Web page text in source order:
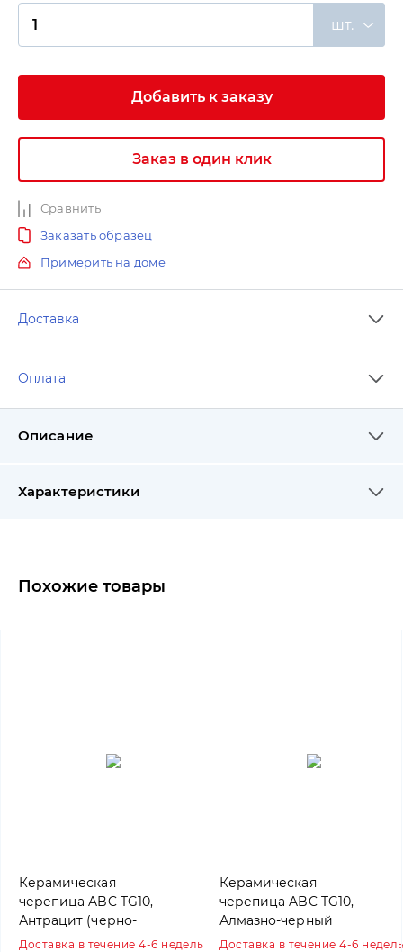
шт.
Добавить к заказу
Заказ в один клик
Сравнить
Заказать образец
Примерить на доме
Доставка
Оплата
Описание
Характеристики
Похожие товары
Керамическая
черепица ABC TG10,
Антрацит (черно-
коричневый ангоб)
Доставка в течение 4-6 недель
Керамическая
черепица ABC TG10,
Алмазно-черный
(ангоб)
Доставка в течение 4-6